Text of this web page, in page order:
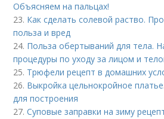
Объясняем на пальцах!
23. Как сделать солевой раство.
польза и вред
24. Польза обертываний для тела.
процедуры по уходу за лицом и
25. Трюфели рецепт в домашних
26. Выкройка цельнокройное
для построения
27.Суповые заправки на зиму